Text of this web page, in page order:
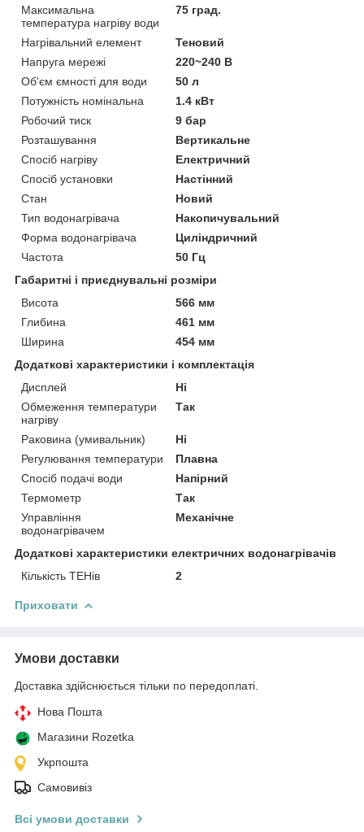
Максимальна
температура нагріву води
75 град.
Нагрівальний елемент
Теновий
Напруга мережі
220~240 В
Об'єм ємності для води
50 л
Потужність номінальна
1.4 кВт
Робочий тиск
9 бар
Розташування
Вертикальне
Спосіб нагріву
Електричний
Спосіб установки
Настінний
Стан
Новий
Тип водонагрівача
Накопичувальний
Форма водонагрівача
Циліндричний
Частота
50 Гц
Габаритні і приєднувальні розміри
Висота
566 мм
Глибина
461 мм
Ширина
454 мм
Додаткові характеристики і комплектація
Дисплей
Ні
Обмеження температури
нагріву
Так
Раковина (умивальник)
Ні
Регулювання температури
Плавна
Спосіб подачі води
Напірний
Термометр
Так
Управління
водонагрівачем
Механічне
Додаткові характеристики електричних водонагрівачів
Кількість ТЕНів
2
Приховати
Умови доставки
Доставка здійснюється тільки по передоплаті.
Нова Пошта
Магазини Rozetka
Укрпошта
Самовивіз
Всі умови доставки